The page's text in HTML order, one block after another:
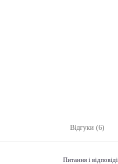
Відгуки (6)
Питання і відповіді